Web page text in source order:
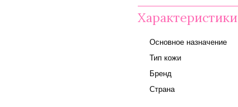
Характеристики
Основное назначение
Тип кожи
Бренд
Страна